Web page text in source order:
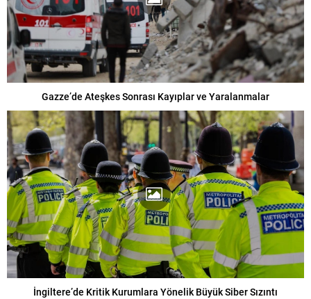
Gazze’de Ateşkes Sonrası Kayıplar ve Yaralanmalar
İngiltere’de Kritik Kurumlara Yönelik Büyük Siber Sızıntı